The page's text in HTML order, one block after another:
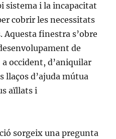
sistema i la incapacitat
cobrir les necessitats
Aquesta finestra s’obre
de
occident, d’aniquilar
llaços d’ajuda mútua
aïllats i
sorgeix una pregunta